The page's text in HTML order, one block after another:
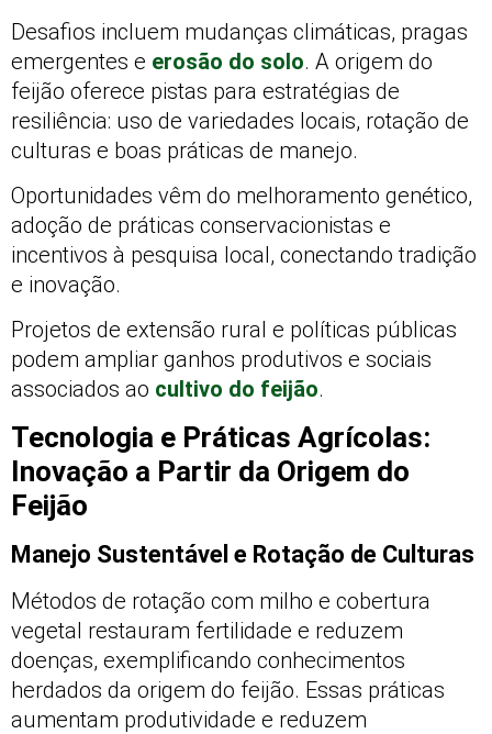
Desafios incluem mudanças climáticas, pragas
emergentes e erosão do solo. A origem do
feijão oferece pistas para estratégias de
resiliência: uso de variedades locais, rotação de
culturas e boas práticas de manejo.
Oportunidades vêm do melhoramento genético,
adoção de práticas conservacionistas e
incentivos à pesquisa local, conectando tradição
e inovação.
Projetos de extensão rural e políticas públicas
podem ampliar ganhos produtivos e sociais
associados ao cultivo do feijão.
Tecnologia e Práticas Agrícolas:
Inovação a Partir da Origem do
Feijão
Manejo Sustentável e Rotação de Culturas
Métodos de rotação com milho e cobertura
vegetal restauram fertilidade e reduzem
doenças, exemplificando conhecimentos
herdados da origem do feijão. Essas práticas
aumentam produtividade e reduzem